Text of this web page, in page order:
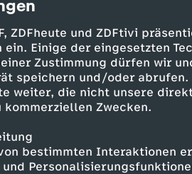
ZDFheute und ZDFtivi
Einige der eingesetzten
Zustimmung dürfen wir
speichern und/oder abrufen.
weiter, die nicht unsere
Zwecken.
bestimmten Interaktionen
Nacht. Ob der
hat?
FSK 0
Löwenzahn